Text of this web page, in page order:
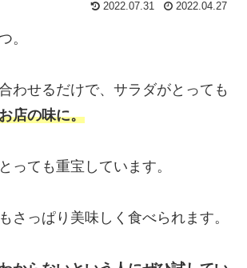
2022.07.31 2022.04.27
。
わせるだけで、サラダがとっても
店の味に。
っても重宝しています。
さっぱり美味しく食べられます。